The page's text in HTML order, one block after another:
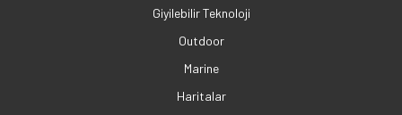
Giyilebilir Teknoloji
Outdoor
Marine
Haritalar